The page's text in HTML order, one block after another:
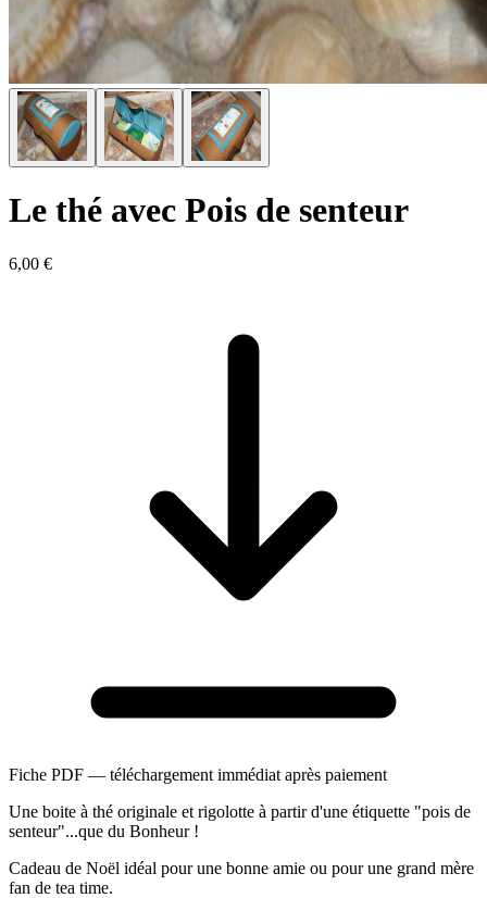
Le thé avec Pois de senteur
6,00 €
Fiche PDF — téléchargement immédiat après paiement
Une boite à thé originale et rigolotte à partir d'une étiquette "pois de
senteur"...que du Bonheur !
Cadeau de Noël idéal pour une bonne amie ou pour une grand mère
fan de tea time.